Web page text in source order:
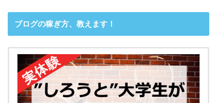
ブログの稼ぎ方、教えます！